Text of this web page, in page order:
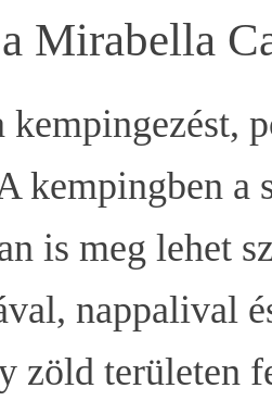
Mirabella
kempingezést,
kempingben a
is meg lehet
nappalival
zöld területen